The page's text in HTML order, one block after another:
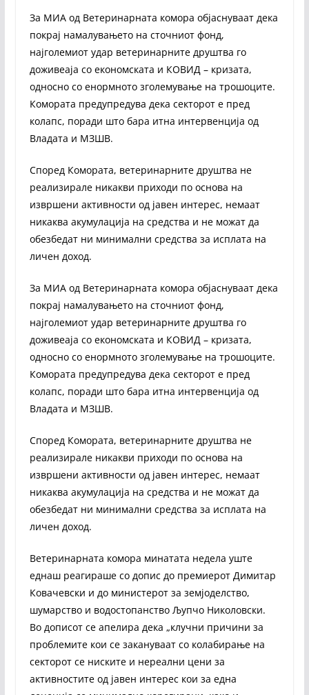
За МИА од Ветеринарната комора објаснуваат дека
покрај намалувањето на сточниот фонд,
најголемиот удар ветеринарните друштва го
доживеаја со економската и КОВИД – кризата,
односно со енормното зголемување на трошоците.
Комората предупредува дека секторот е пред
колапс, поради што бара итна интервенција од
Владата и МЗШВ.
Според Комората, ветеринарните друштва не
реализирале никакви приходи по основа на
извршени активности од јавен интерес, немаат
никаква акумулација на средства и не можат да
обезбедат ни минимални средства за исплата на
личен доход.
За МИА од Ветеринарната комора објаснуваат дека
покрај намалувањето на сточниот фонд,
најголемиот удар ветеринарните друштва го
доживеаја со економската и КОВИД – кризата,
односно со енормното зголемување на трошоците.
Комората предупредува дека секторот е пред
колапс, поради што бара итна интервенција од
Владата и МЗШВ.
Според Комората, ветеринарните друштва не
реализирале никакви приходи по основа на
извршени активности од јавен интерес, немаат
никаква акумулација на средства и не можат да
обезбедат ни минимални средства за исплата на
личен доход.
Ветеринарната комора минатата недела уште
еднаш реагираше со допис до премиерот Димитар
Ковачевски и до министерот за земјоделство,
шумарство и водостопанство Љупчо Николовски.
Во дописот се апелира дека „клучни причини за
проблемите кои се закануваат со колабирање на
секторот се ниските и нереални цени за
активностите од јавен интерес кои за една